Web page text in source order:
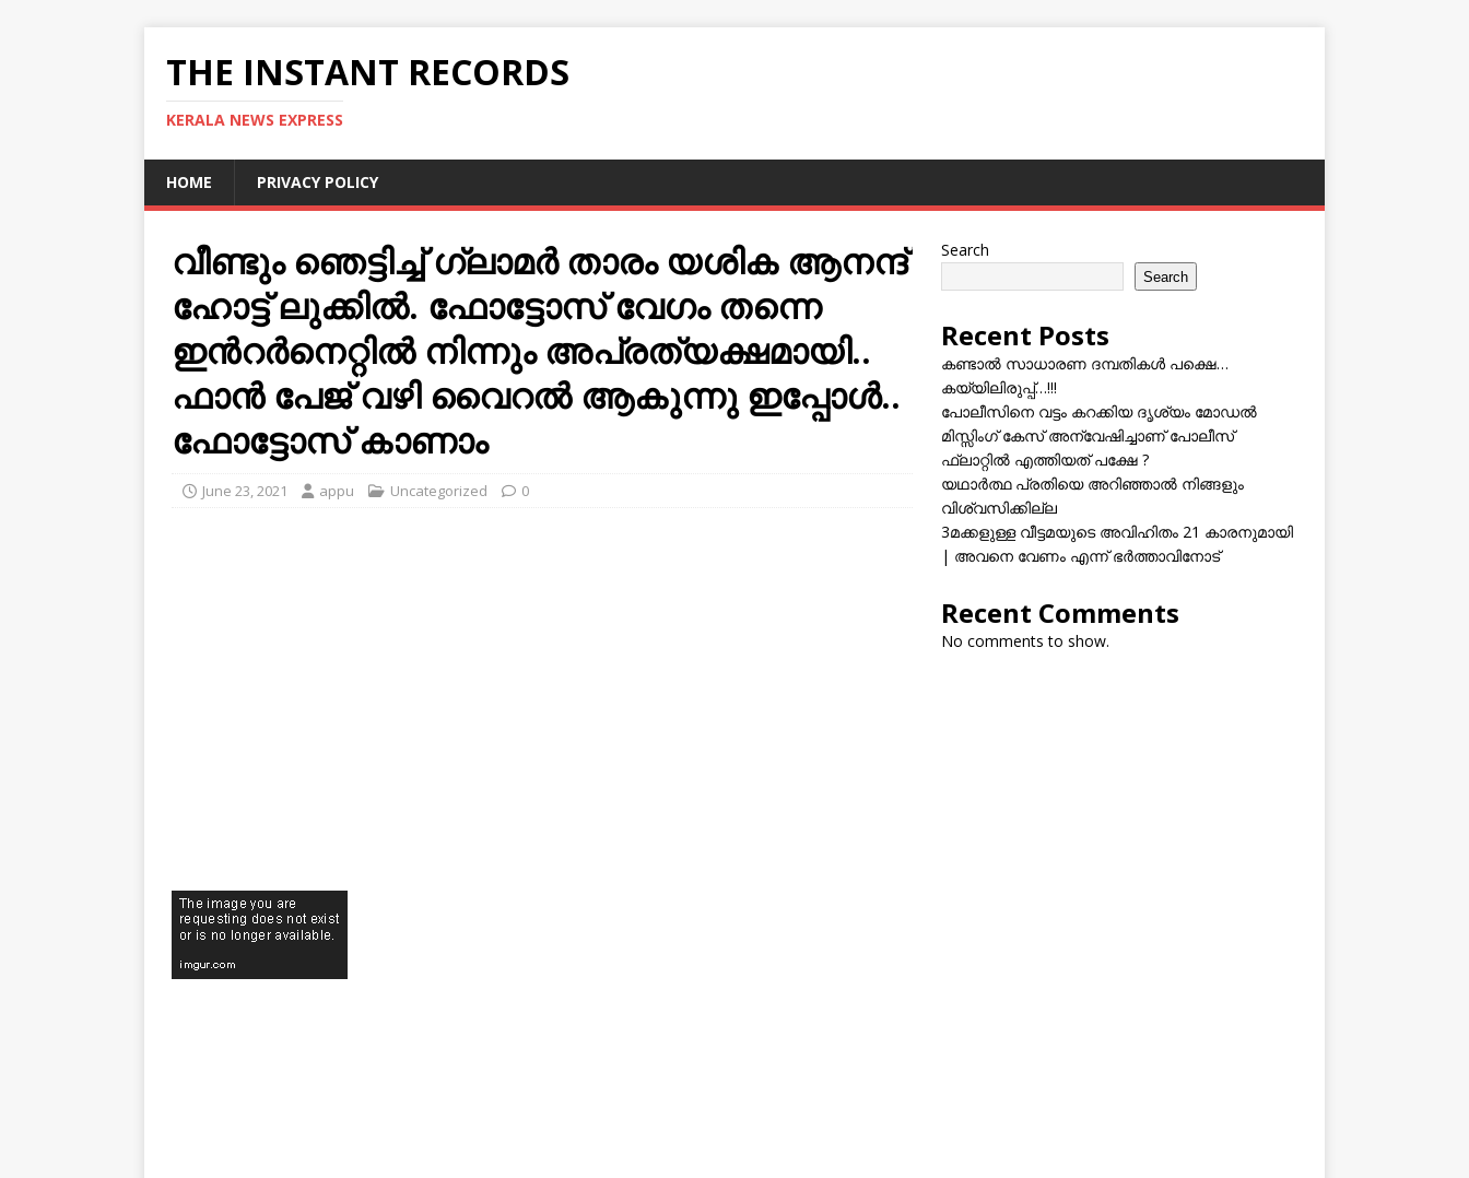
THE INSTANT RECORDS
KERALA NEWS EXPRESS
HOME PRIVACY POLICY
വീണ്ടും ഞെട്ടിച്ച്‌ ഗ്ലാമർ താരം യശിക ആനന്ദ്
ഹോട്ട് ലുക്കിൽ. ഫോട്ടോസ് വേഗം തന്നെ
ഇന്‍റര്‍നെറ്റില്‍ നിന്നും അപ്രത്യക്ഷമായി..
ഫാന്‍ പേജ് വഴി വൈറല്‍ ആകുന്നു ഇപ്പോള്‍..
ഫോട്ടോസ് കാണാം
June 23, 2021 appu Uncategorized 0
Search
Search
Recent Posts
കണ്ടാൽ സാധാരണ ദമ്പതികൾ പക്ഷെ…
കയ്യിലിരുപ്പ്…!!!
പോലീസിനെ വട്ടം കറക്കിയ ദൃശ്യം മോഡല്‍
മിസ്സിംഗ് കേസ് അന്വേഷിച്ചാണ് പോലീസ്
ഫ്ലാറ്റിൽ എത്തിയത് പക്ഷേ ?
യഥാർത്ഥ പ്രതിയെ അറിഞ്ഞാൽ നിങ്ങളും
വിശ്വസിക്കില്ല
3മക്കളുള്ള വീട്ടമയുടെ അവിഹിതം 21 കാരനുമായി
| അവനെ വേണം എന്ന് ഭർത്താവിനോട്
Recent Comments
No comments to show.